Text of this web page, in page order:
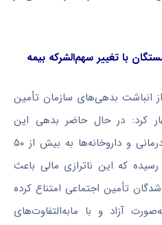
با تغییر سهم‌الشرکه بیمه
از انباشت بدهی‌های سازمان تأمین
کرد: در حال حاضر بدهی این
سازمان به بیمارستان‌ها، مراکز درمانی و داروخانه‌ها به بیش از ۵۰
تومان (۵۰ همت) رسیده که این ناترازی مالی باعث
تأمین اجتماعی امتناع کرده
آزاد و با مابه‌التفاوت‌های